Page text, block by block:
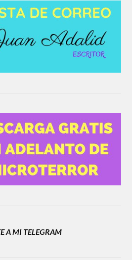
A MI TELEGRAM